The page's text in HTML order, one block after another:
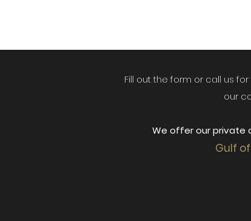
Fill out the form or call us
our
We offer our private
Gulf